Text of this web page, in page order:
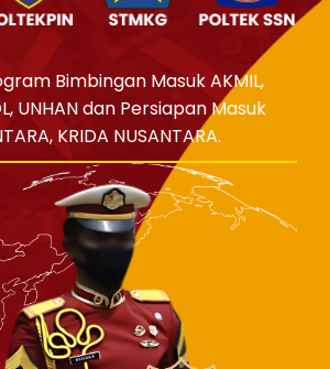
Bimbingan Masuk AKMIL,
UNHAN dan Persiapan Masuk
KRIDA NUSANTARA.